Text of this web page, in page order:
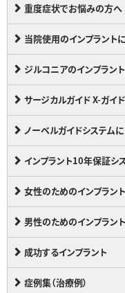
重度症状でお悩みの方へ
当院使用のインプラント
ジルコニアのインプラン
サージカルガイド X-ガイド
ノーベルガイドシステム
インプラント10年保証シ
女性のためのインプラン
男性のためのインプラン
成功するインプラント
症例集（治療例）